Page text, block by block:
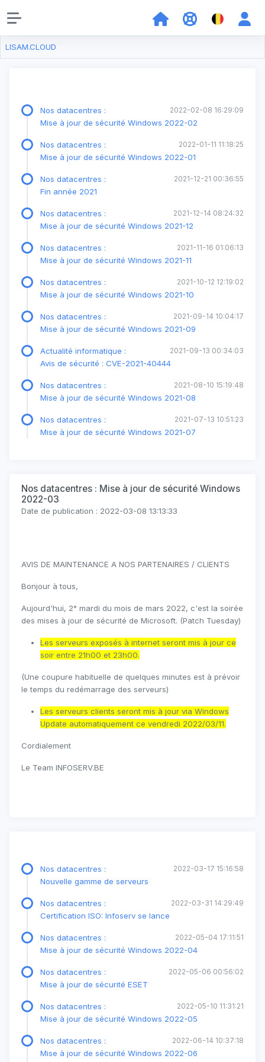
LISAM.CLOUD
2022-02-08 16:29:09
Nos datacentres :
Mise à jour de sécurité Windows 2022-02
2022-01-11 11:18:25
Nos datacentres :
Mise à jour de sécurité Windows 2022-01
2021-12-21 00:36:55
Nos datacentres :
Fin année 2021
2021-12-14 08:24:32
Nos datacentres :
Mise à jour de sécurité Windows 2021-12
2021-11-16 01:06:13
Nos datacentres :
Mise à jour de sécurité Windows 2021-11
2021-10-12 12:19:02
Nos datacentres :
Mise à jour de sécurité Windows 2021-10
2021-09-14 10:04:17
Nos datacentres :
Mise à jour de sécurité Windows 2021-09
2021-09-13 00:34:03
Actualité informatique :
Avis de sécurité : CVE-2021-40444
2021-08-10 15:19:48
Nos datacentres :
Mise à jour de sécurité Windows 2021-08
2021-07-13 10:51:23
Nos datacentres :
Mise à jour de sécurité Windows 2021-07
Nos datacentres : Mise à jour de sécurité Windows
2022-03
Date de publication : 2022-03-08 13:13:33
AVIS DE MAINTENANCE A NOS PARTENAIRES / CLIENTS
Bonjour à tous,
Aujourd'hui, 2° mardi du mois de mars 2022, c'est la soirée
des mises à jour de sécurité de Microsoft. (Patch Tuesday)
Les serveurs exposés à internet seront mis à jour ce
soir entre 21h00 et 23h00.
(Une coupure habituelle de quelques minutes est à prévoir
le temps du redémarrage des serveurs)
Les serveurs clients seront mis à jour via Windows
Update automatiquement ce vendredi 2022/03/11.
Cordialement
Le Team INFOSERV.BE
2022-03-17 15:16:58
Nos datacentres :
Nouvelle gamme de serveurs
2022-03-31 14:29:49
Nos datacentres :
Certification ISO: Infoserv se lance
2022-05-04 17:11:51
Nos datacentres :
Mise à jour de sécurité Windows 2022-04
2022-05-06 00:56:02
Nos datacentres :
Mise à jour de sécurité ESET
2022-05-10 11:31:21
Nos datacentres :
Mise à jour de sécurité Windows 2022-05
2022-06-14 10:37:18
Nos datacentres :
Mise à jour de sécurité Windows 2022-06